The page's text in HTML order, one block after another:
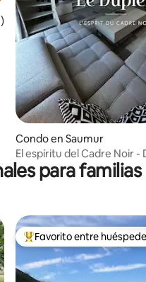
promedio: 4.66 de 5, 71
Condo en Saumur
El espíritu del Cadre Noir -
excepciónpara familias
Favorito entre huéspedes
Favorito entre